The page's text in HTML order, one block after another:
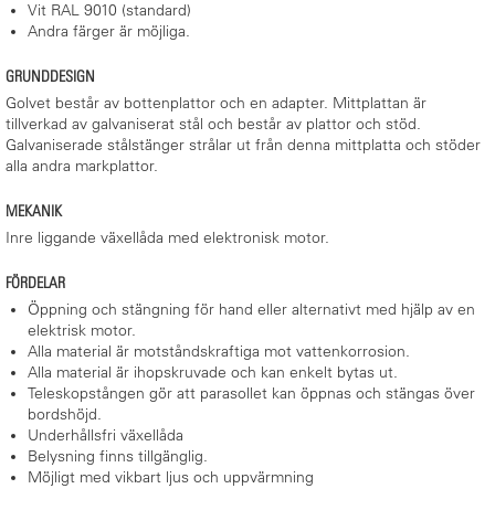
Vit RAL 9010 (standard)
Andra färger är möjliga.
GRUNDDESIGN
Golvet består av bottenplattor och en adapter. Mittplattan är
tillverkad av galvaniserat stål och består av plattor och stöd.
Galvaniserade stålstänger strålar ut från denna mittplatta och stöder
alla andra markplattor.
MEKANIK
Inre liggande växellåda med elektronisk motor.
FÖRDELAR
Öppning och stängning för hand eller alternativt med hjälp av en
elektrisk motor.
Alla material är motståndskraftiga mot vattenkorrosion.
Alla material är ihopskruvade och kan enkelt bytas ut.
Teleskopstången gör att parasollet kan öppnas och stängas över
bordshöjd.
Underhållsfri växellåda
Belysning finns tillgänglig.
Möjligt med vikbart ljus och uppvärmning